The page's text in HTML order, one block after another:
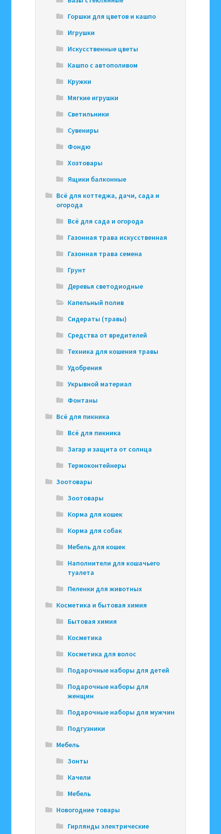
Горшки для цветов и кашпо
Игрушки
Искусственные цветы
Кашпо с автополивом
Кружки
Мягкие игрушки
Светильники
Сувениры
Фондю
Хозтовары
Ящики балконные
Всё для коттеджа, дачи, сада и
огорода
Всё для сада и огорода
Газонная трава искусственная
Газонная трава семена
Грунт
Деревья светодиодные
Капельный полив
Сидераты (травы)
Средства от вредителей
Техника для кошения травы
Удобрения
Укрывной материал
Фонтаны
Всё для пикника
Всё для пикника
Загар и защита от солнца
Термоконтейнеры
Зоотовары
Зоотовары
Корма для кошек
Корма для собак
Мебель для кошек
Наполнители для кошачьего
туалета
Пеленки для животных
Косметика и бытовая химия
Бытовая химия
Косметика
Косметика для волос
Подарочные наборы для детей
Подарочные наборы для
женщин
Подарочные наборы для мужчин
Подгузники
Мебель
Зонты
Качели
Мебель
Новогодние товары
Гирлянды электрические